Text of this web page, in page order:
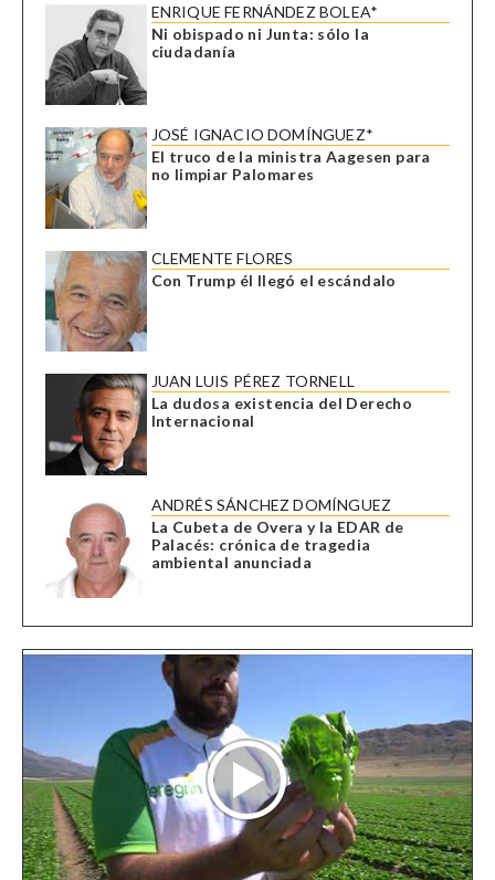
ENRIQUE FERNÁNDEZ BOLEA*
Ni obispado ni Junta: sólo la
ciudadanía
JOSÉ IGNACIO DOMÍNGUEZ*
El truco de la ministra Aagesen para
no limpiar Palomares
CLEMENTE FLORES
Con Trump él llegó el escándalo
JUAN LUIS PÉREZ TORNELL
La dudosa existencia del Derecho
Internacional
ANDRÉS SÁNCHEZ DOMÍNGUEZ
La Cubeta de Overa y la EDAR de
Palacés: crónica de tragedia
ambiental anunciada